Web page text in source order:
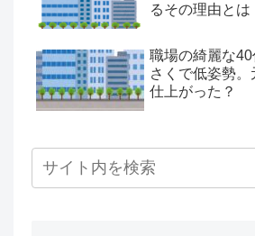
るその理由とは
職場の綺麗な
さくで低姿勢。
仕上がった？